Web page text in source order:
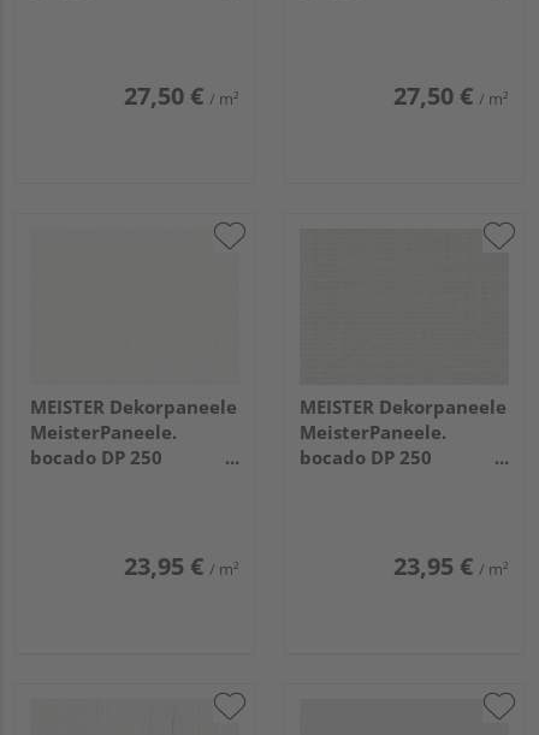
27,50 € / m² 27,50 € / m²
MEISTER Dekorpaneele
MeisterPaneele.
bocado DP 250
23,95 € / m²
MEISTER Dekorpaneele
MeisterPaneele.
bocado DP 250
23,95 € / m²